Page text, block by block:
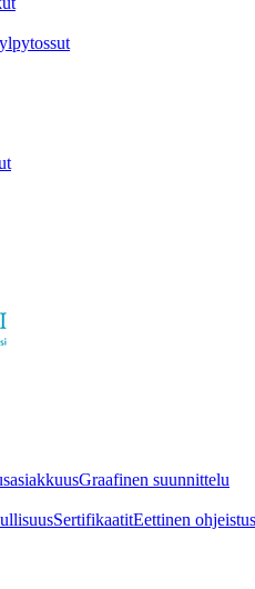
Graafinen suunnittelu
SertifikaatitEettinen